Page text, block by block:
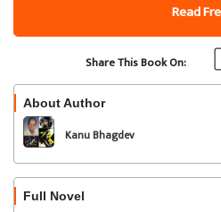
Read
Share This Book On:
About Author
Kanu Bhagdev
Full Novel